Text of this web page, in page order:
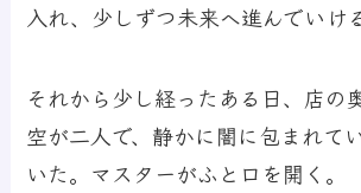
入れ、少しずつ未来へ進んでいけ
それから少し経ったある日、店の
空が二人で、静かに闇に包まれて
いた。マスターがふと口を開く。